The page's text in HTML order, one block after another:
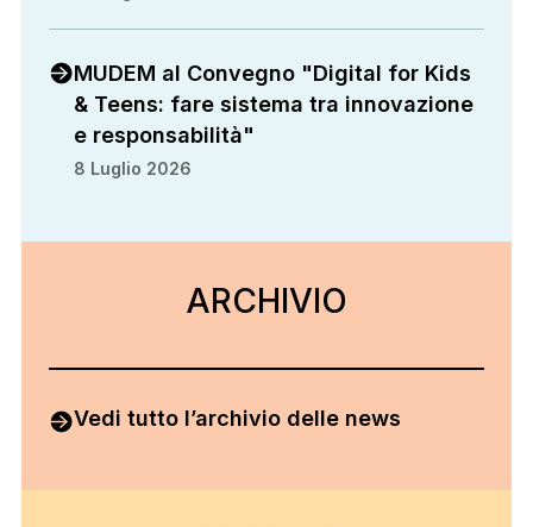
MUDEM al Convegno "Digital for Kids
& Teens: fare sistema tra innovazione
e responsabilità"
8 Luglio 2026
ARCHIVIOARCHIVIO
Vedi tutto l’archivio delle news